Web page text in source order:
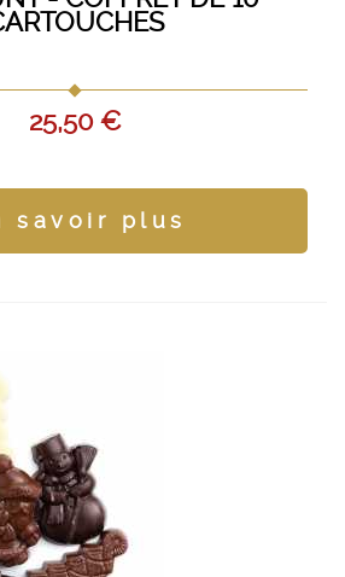
25,50 €
savoir plus